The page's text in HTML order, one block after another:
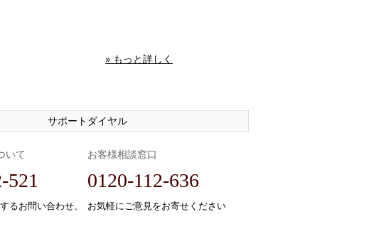
» もっと詳しく
サポートダイヤル
いて
521
るお問い合わせ、
お客様相談窓口
0120-112-636
お気軽にご意見をお寄せください